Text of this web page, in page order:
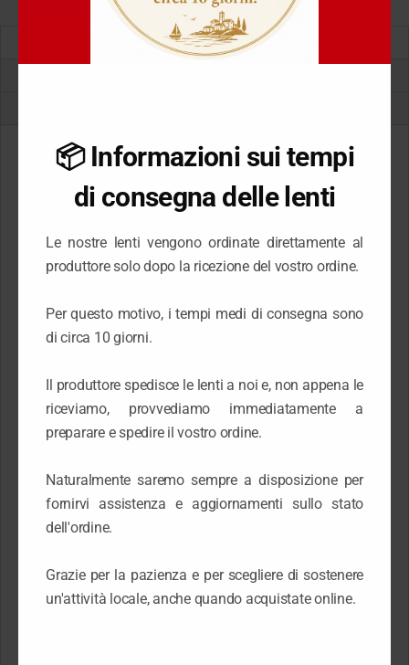
Biotrue ONEday for
Presbyopia
30 lenti per confezione
La presbiopia è un problema della vista che fa la sua
contattoBiotrue ONEday for Presbyopiadi
Bausch&Lomb sono ideate per correggere la presbiopia e ti
permetteranno di vedere chiaramente a tutte le distanze senza
Design a 3 zone
design a3 Zoneche assicura una vista chiara da vicino, a
media distanza e da lontano. L’innovativo materiale con cui
📦 Informazioni sui tempi
di consegna delle lenti
Le nostre lenti vengono ordinate direttamente al
produttore solo dopo la ricezione del vostro ordine.
Per questo motivo, i tempi medi di consegna sono
di circa 10 giorni.
Il produttore spedisce le lenti a noi e, non appena le
riceviamo, provvediamo immediatamente a
preparare e spedire il vostro ordine.
Naturalmente saremo sempre a disposizione per
fornirvi assistenza e aggiornamenti sullo stato
dell'ordine.
Grazie per la pazienza e per scegliere di sostenere
un'attività locale, anche quando acquistate online.